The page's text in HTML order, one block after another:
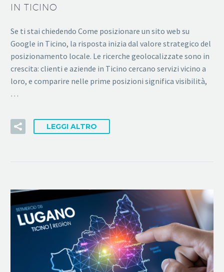
IN TICINO
Se ti stai chiedendo Come posizionare un sito web su
Google in Ticino, la risposta inizia dal valore strategico del
posizionamento locale. Le ricerche geolocalizzate sono in
crescita: clienti e aziende in Ticino cercano servizi vicino a
loro, e comparire nelle prime posizioni significa visibilità,
…
LEGGI ALTRO